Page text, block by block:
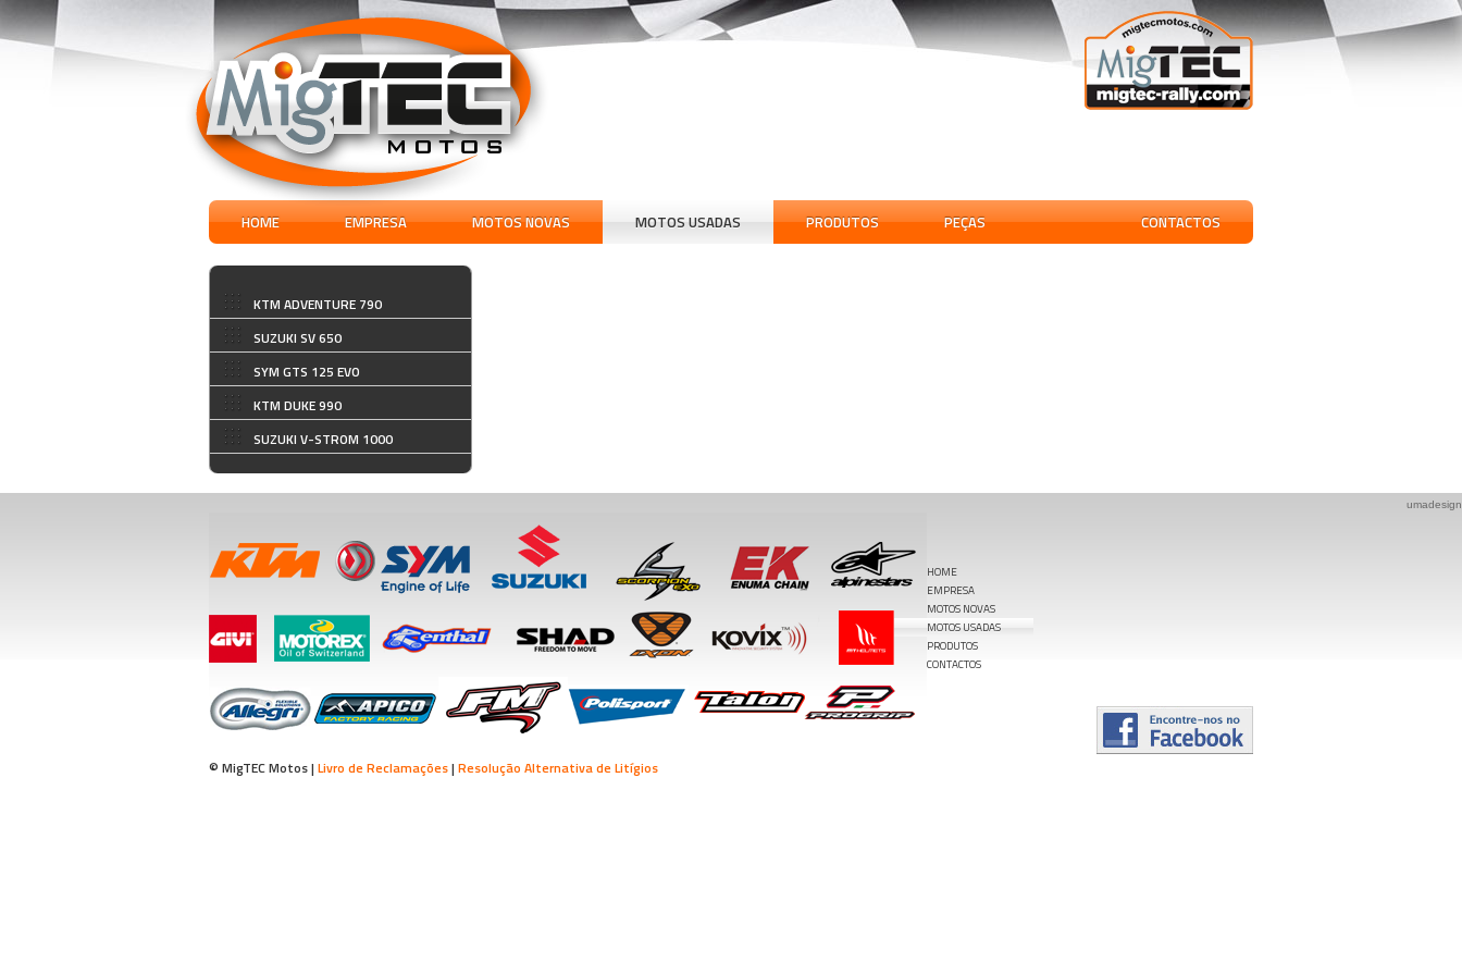
HOME EMPRESA MOTOS NOVAS MOTOS USADAS PRODUTOS PEÇAS CONTACTOS
KTM ADVENTURE 790
SUZUKI SV 650
SYM GTS 125 EVO
KTM DUKE 990
SUZUKI V-STROM 1000
umadesign
© MigTEC Motos | Livro de Reclamações| Resolução Alternativa de Litígios
HOME
EMPRESA
MOTOS NOVAS
MOTOS USADAS
PRODUTOS
CONTACTOS